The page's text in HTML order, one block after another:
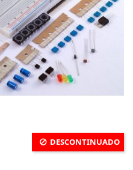
DESCONTINUADO